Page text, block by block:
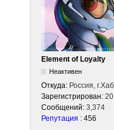
Element of Loyalty
Неактивен
Откуда: Россия,
Зарегистрирован:
Сообщений: 3,374
Репутация : 456